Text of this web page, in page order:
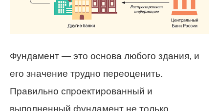
Фундамент — это основа любого здания, и
его значение трудно переоценить.
Правильно спроектированный и
выполненный фундамент не только